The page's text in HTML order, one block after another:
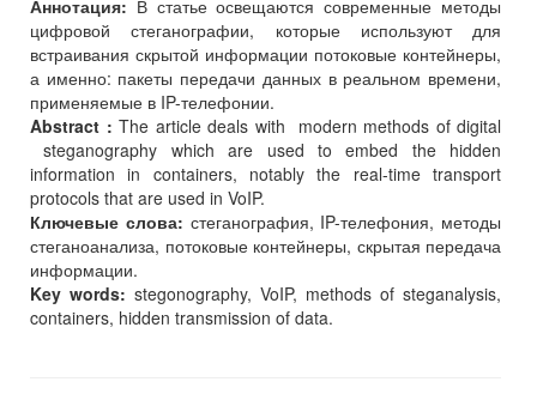
Аннотация: В статье освещаются современные методы
цифровой стеганографии, которые используют для
встраивания скрытой информации потоковые контейнеры,
а именно: пакеты передачи данных в реальном времени,
применяемые в IP-телефонии.
Abstract : The article deals with modern methods of digital
steganography which are used to embed the hidden
information in containers, notably the real-time transport
protocols that are used in VoIP.
Ключевые слова: стеганография, IP-телефония, методы
стеганоанализа, потоковые контейнеры, скрытая передача
информации.
Key words: stegonography, VoIP, methods of steganalysis,
containers, hidden transmission of data.